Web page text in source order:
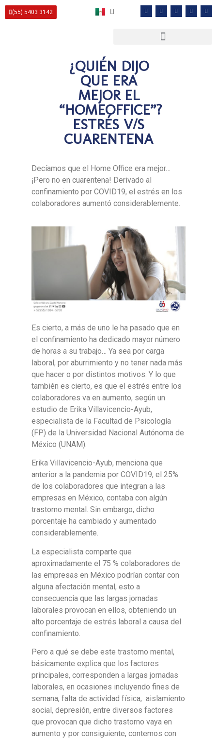
(55) 5403 3142
¿QUIÉN DIJO
QUE ERA
MEJOR EL
“HOMEOFFICE”?
ESTRÉS V/S
CUARENTENA
Decíamos que el Home Office era mejor…
¡Pero no en cuarentena! Derivado al
confinamiento por COVID19, el estrés en los
colaboradores aumentó considerablemente.
Es cierto, a más de uno le ha pasado que en
el confinamiento ha dedicado mayor número
de horas a su trabajo… Ya sea por carga
laboral, por aburrimiento y no tener nada más
que hacer o por distintos motivos. Y lo que
también es cierto, es que el estrés entre los
colaboradores va en aumento, según un
estudio de Erika Villavicencio-Ayub,
especialista de la Facultad de Psicología
(FP) de la Universidad Nacional Autónoma de
México (UNAM).
Erika Villavicencio-Ayub, menciona que
anterior a la pandemia por COVID19, el 25%
de los colaboradores que integran a las
empresas en México, contaba con algún
trastorno mental. Sin embargo, dicho
porcentaje ha cambiado y aumentado
considerablemente.
La especialista comparte que
aproximadamente el 75 % colaboradores de
las empresas en México podrían contar con
alguna afectación mental, esto a
consecuencia que las largas jornadas
laborales provocan en ellos, obteniendo un
alto porcentaje de estrés laboral a causa del
confinamiento.
Pero a qué se debe este trastorno mental,
básicamente explica que los factores
principales, corresponden a largas jornadas
laborales, en ocasiones incluyendo fines de
semana, falta de actividad física, aislamiento
social, depresión, entre diversos factores
que provocan que dicho trastorno vaya en
aumento y por consiguiente, contemos con